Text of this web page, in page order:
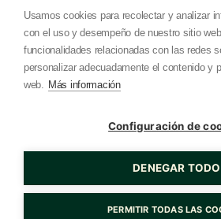
Política de Privacidad
Aviso Legal
© 2023 creado por
Usamos cookies para recolectar y analizar
con el uso y desempeño de nuestro sitio
funcionalidades relacionadas con las redes
personalizar adecuadamente el contenido y
web. Más información
Configuración de
DENEGAR TODO
PERMITIR TODAS LAS